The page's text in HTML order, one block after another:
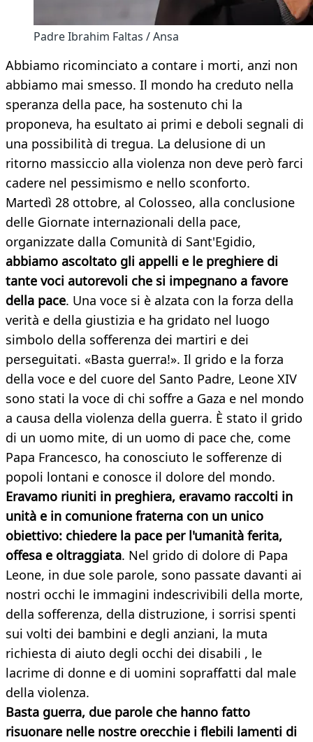
Padre Ibrahim Faltas / Ansa
Abbiamo ricominciato a contare i morti, anzi non
abbiamo mai smesso. Il mondo ha creduto nella
speranza della pace, ha sostenuto chi la
proponeva, ha esultato ai primi e deboli segnali di
una possibilità di tregua. La delusione di un
ritorno massiccio alla violenza non deve però farci
cadere nel pessimismo e nello sconforto.
Martedì 28 ottobre, al Colosseo, alla conclusione
delle Giornate internazionali della pace,
organizzate dalla Comunità di Sant'Egidio,
abbiamo ascoltato gli appelli e le preghiere di
tante voci autorevoli che si impegnano a favore
della pace. Una voce si è alzata con la forza della
verità e della giustizia e ha gridato nel luogo
simbolo della sofferenza dei martiri e dei
perseguitati. «Basta guerra!». Il grido e la forza
della voce e del cuore del Santo Padre, Leone XIV
sono stati la voce di chi soffre a Gaza e nel mondo
a causa della violenza della guerra. È stato il grido
di un uomo mite, di un uomo di pace che, come
Papa Francesco, ha conosciuto le sofferenze di
popoli lontani e conosce il dolore del mondo.
Eravamo riuniti in preghiera, eravamo raccolti in
unità e in comunione fraterna con un unico
obiettivo: chiedere la pace per l'umanità ferita,
offesa e oltraggiata. Nel grido di dolore di Papa
Leone, in due sole parole, sono passate davanti ai
nostri occhi le immagini indescrivibili della morte,
della sofferenza, della distruzione, i sorrisi spenti
sui volti dei bambini e degli anziani, la muta
richiesta di aiuto degli occhi dei disabili , le
lacrime di donne e di uomini sopraffatti dal male
della violenza.
Basta guerra, due parole che hanno fatto
risuonare nelle nostre orecchie i flebili lamenti di